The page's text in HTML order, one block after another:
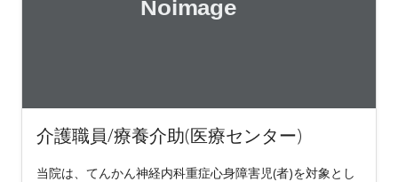
介護職員/療養介助(医療センター)
当院は、てんかん神経内科重症心身障害児(者)を対象とし